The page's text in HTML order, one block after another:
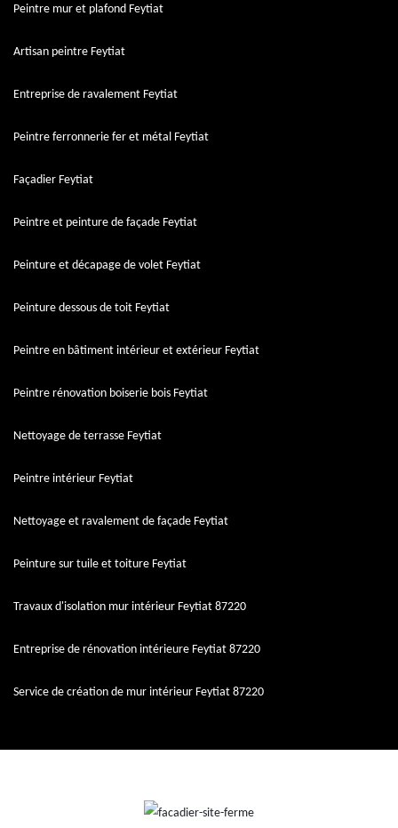
Peintre mur et plafond Feytiat
Artisan peintre Feytiat
Entreprise de ravalement Feytiat
Peintre ferronnerie fer et métal Feytiat
Façadier Feytiat
Peintre et peinture de façade Feytiat
Peinture et décapage de volet Feytiat
Peinture dessous de toit Feytiat
Peintre en bâtiment intérieur et extérieur Feytiat
Peintre rénovation boiserie bois Feytiat
Nettoyage de terrasse Feytiat
Peintre intérieur Feytiat
Nettoyage et ravalement de façade Feytiat
Peinture sur tuile et toiture Feytiat
Travaux d'isolation mur intérieur Feytiat 87220
Entreprise de rénovation intérieure Feytiat 87220
Service de création de mur intérieur Feytiat 87220